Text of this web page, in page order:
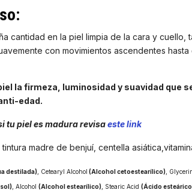
cantidad en la piel limpia de la cara y cuello,
con movimientos ascendentes
la firmeza, luminosidad y suavidad que
edad.
tu piel es madura revisaeste link
tintura madre de benjuí, centella
destilada), Cetearyl Alcohol (Alcohol cetoestearílico),
, Alcohol (Alcohol estearílico), Stearic Acid (Ácido